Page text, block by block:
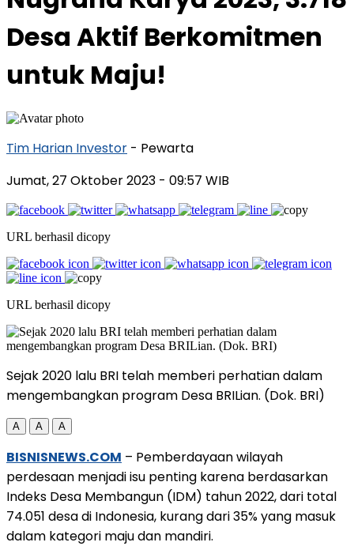
Desa Aktif Berkomitmen
untuk Maju!
Tim Harian Investor - Pewarta
Jumat, 27 Oktober 2023 - 09:57 WIB
URL berhasil dicopy
URL berhasil dicopy
Sejak 2020 lalu BRI telah memberi perhatian dalam
mengembangkan program Desa BRILian. (Dok. BRI)
A A A
BISNISNEWS.COM – Pemberdayaan wilayah
perdesaan menjadi isu penting karena berdasarkan
Indeks Desa Membangun (IDM) tahun 2022, dari total
74.051 desa di Indonesia, kurang dari 35% yang masuk
dalam kategori maju dan mandiri.